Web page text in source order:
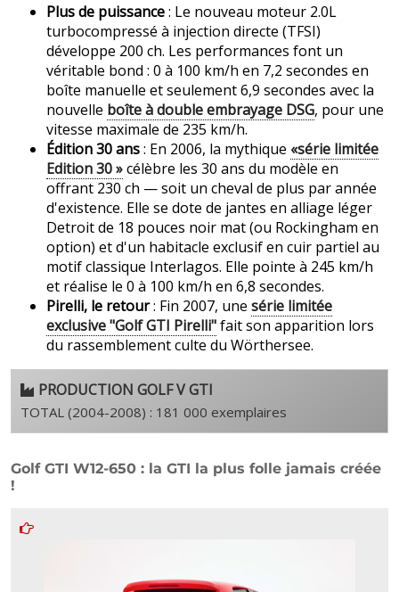
Plus de puissance: Le nouveau moteur 2.0L
turbocompressé à injection directe (TFSI)
développe 200 ch. Les performances font un
véritable bond : 0 à 100 km/h en 7,2 secondes en
boîte manuelle et seulement 6,9 secondes avec la
nouvelle boîte à double embrayage DSG, pour une
vitesse maximale de 235 km/h.
Édition 30 ans: En 2006, la mythique «série limitée
Edition 30 »célèbre les 30 ans du modèle en
offrant 230 ch — soit un cheval de plus par année
d'existence. Elle se dote de jantes en alliage léger
Detroit de 18 pouces noir mat (ou Rockingham en
option) et d'un habitacle exclusif en cuir partiel au
motif classique Interlagos. Elle pointe à 245 km/h
et réalise le 0 à 100 km/h en 6,8 secondes.
Pirelli, le retour: Fin 2007, une série limitée
exclusive "Golf GTI Pirelli"fait son apparition lors
du rassemblement culte du Wörthersee.
PRODUCTION GOLF V GTI
TOTAL (2004-2008) : 181 000 exemplaires
Golf GTI W12-650 : la GTI la plus folle jamais créée
!